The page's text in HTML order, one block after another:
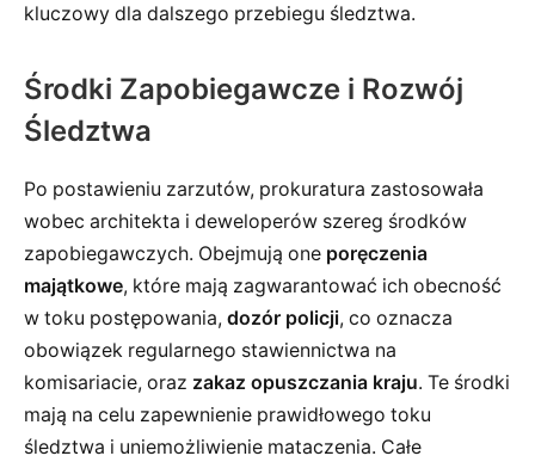
kluczowy dla dalszego przebiegu śledztwa.
Środki Zapobiegawcze i Rozwój
Śledztwa
Po postawieniu zarzutów, prokuratura zastosowała
wobec architekta i deweloperów szereg środków
zapobiegawczych. Obejmują one poręczenia
majątkowe, które mają zagwarantować ich obecność
w toku postępowania, dozór policji, co oznacza
obowiązek regularnego stawiennictwa na
komisariacie, oraz zakaz opuszczania kraju. Te środki
mają na celu zapewnienie prawidłowego toku
śledztwa i uniemożliwienie mataczenia. Całe